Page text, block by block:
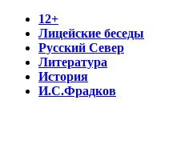
12+
Лицейские беседы
Русский Север
Литература
История
И.С.Фрадков